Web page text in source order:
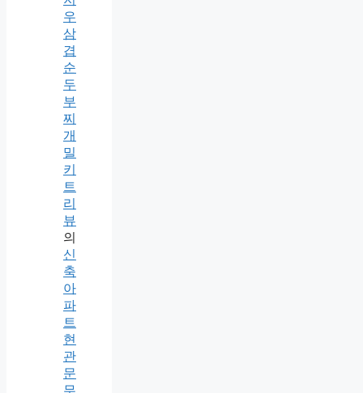
우
삼
겹
순
두
부
찌
개
밀
키
트
리
뷰
의
신
축
아
파
트
현
관
문